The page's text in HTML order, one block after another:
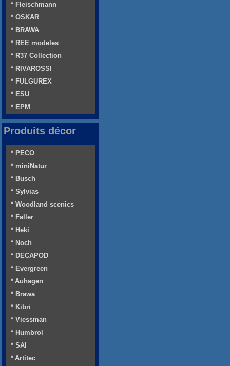
* Fleischmann
* OSKAR
* BRAWA
* REE modeles
* R37 Collection
* RIVAROSSI
* FULGUREX
* ESU
* EPM
Produits décor
* PECO
* miniNatur
* Busch
* Sylvias
* Woodland scenics
* Faller
* Heki
* Noch
* DECAPOD
* Evergreen
* Auhagen
* Brawa
* Kibri
* Viessman
* Humbrol
* SAI
* Artitec